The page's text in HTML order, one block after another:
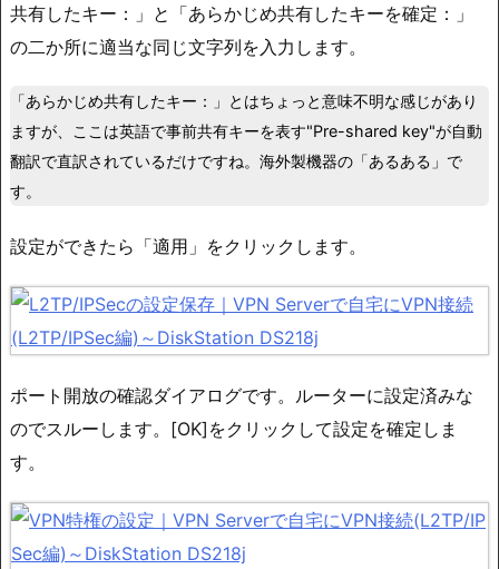
共有したキー：」と「あらかじめ共有したキーを確定：」
の二か所に適当な同じ文字列を入力します。
「あらかじめ共有したキー：」とはちょっと意味不明な感じがあり
ますが、ここは英語で事前共有キーを表す"Pre-shared key"が自動
翻訳で直訳されているだけですね。海外製機器の「あるある」で
す。
設定ができたら「適用」をクリックします。
ポート開放の確認ダイアログです。ルーターに設定済みな
のでスルーします。[OK]をクリックして設定を確定しま
す。